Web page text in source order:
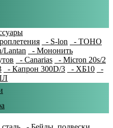
- S-lon
- TOHO
Lantan
- Мононить
- Canarias
- Micron 20s/2
- Капрон 300D/3 - ХБ10
-